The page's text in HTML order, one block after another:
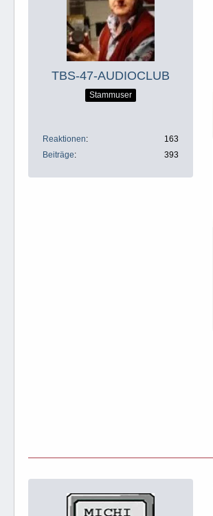
TBS-47-AUDIOCLUB
Stammuser
Reaktionen
163
Beiträge
393